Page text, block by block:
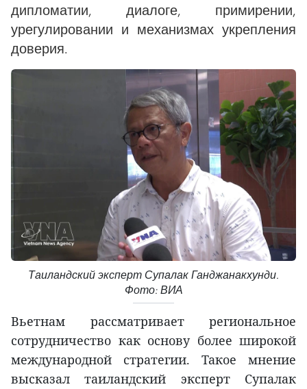
дипломатии, диалоге, примирении,
урегулировании и механизмах укрепления
доверия.
Таиландский эксперт Супалак Ганджанакхунди.
Фото: ВИА
Вьетнам рассматривает региональное
сотрудничество как основу более широкой
международной стратегии. Такое мнение
высказал таиландский эксперт Супалак